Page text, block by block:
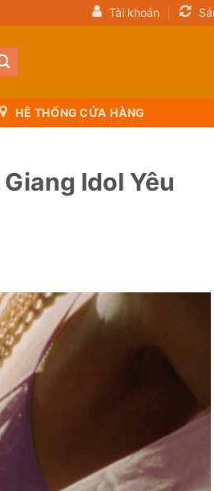
Tài khoản
HỆ THỐNG CỬA HÀNG
Idol Yêu